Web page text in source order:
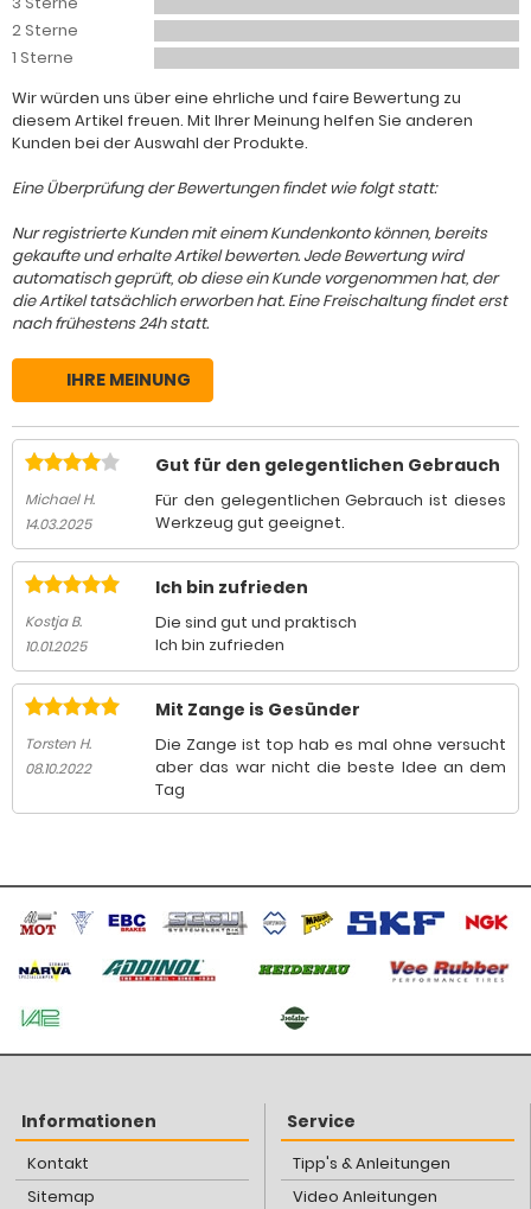
2 Sterne
1 Sterne
Wir würden uns über eine ehrliche und faire Bewertung zu
diesem Artikel freuen. Mit Ihrer Meinung helfen Sie anderen
Kunden bei der Auswahl der Produkte.
Eine Überprüfung der Bewertungen findet wie folgt statt:
Nur registrierte Kunden mit einem Kundenkonto können, bereits
gekaufte und erhalte Artikel bewerten. Jede Bewertung wird
automatisch geprüft, ob diese ein Kunde vorgenommen hat, der
die Artikel tatsächlich erworben hat. Eine Freischaltung findet erst
nach frühestens 24h statt.
IHRE MEINUNG
Michael H.
14.03.2025
Gut für den gelegentlichen Gebrauch
Für den gelegentlichen Gebrauch ist dieses
Werkzeug gut geeignet.
Kostja B.
10.01.2025
Ich bin zufrieden
Die sind gut und praktisch
Ich bin zufrieden
Torsten H.
08.10.2022
Mit Zange is Gesünder
Die Zange ist top hab es mal ohne versucht
aber das war nicht die beste Idee an dem
Tag
Informationen
Kontakt
Sitemap
Service
Tipp's & Anleitungen
Video Anleitungen